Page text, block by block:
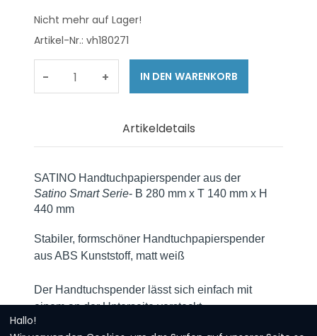
Nicht mehr auf Lager!
Artikel-Nr.: vh180271
- +
Artikeldetails
SATINO Handtuchpapierspender aus der
Satino Smart Serie- B 280 mm x T 140 mm x H
440 mm
Stabiler, formschöner Handtuchpapierspender
aus ABS Kunststoff, matt weiß
Der Handtuchspender lässt sich einfach mit
einem an der Unterseite versteckt
angebrachten Druckknopf öffnen. So entsteht
Hallo!